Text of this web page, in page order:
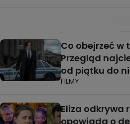
Co obejrzeć w
Przegląd
od piątku do
FILMY
Eliza odkrywa
opowiada o